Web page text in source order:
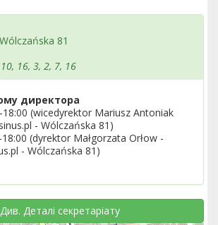
81
16, 3, 2, 7, 16
директора
18:00 (wicedyrektor Mariusz Antoniak
- Wólczańska 81)
(dyrektor Małgorzata Orłow -
- Wólczańska 81)
Див. Деталі секретаріату